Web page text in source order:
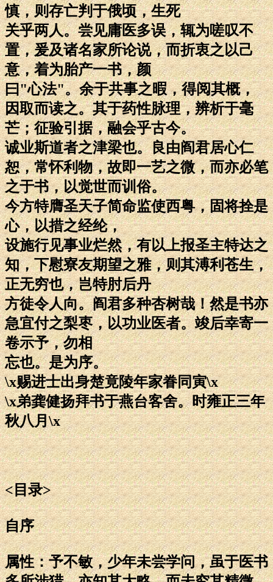
慎，则存亡判于俄顷，生死
关乎两人。尝见庸医多误，辄为嗟叹不
置，爰及诸名家所论说，而折衷之以己
意，着为胎产一书，颜
曰"心法"。余于共事之暇，得阅其概，
因取而读之。其于药性脉理，辨析于毫
芒；征验引据，融会乎古今。
诚业斯道者之津梁也。良由阎君居心仁
恕，常怀利物，故即一艺之微，而亦必笔
之于书，以觉世而训俗。
今方特膺圣天子简命监使西粤，固将拴是
心，以措之经纶，
设施行见事业烂然，有以上报圣主特达之
知，下慰寮友期望之雅，则其溥利苍生，
正无穷也，岂特肘后丹
方徒令人向。阎君多种杏树哉！然是书亦
急宜付之梨枣，以功业医者。竣后幸寄一
卷示予，勿相
忘也。是为序。
\x赐进士出身楚竟陵年家眷同寅\x
\x弟龚健扬拜书于燕台客舍。时雍正三年
秋八月\x
<目录>
自序
属性：予不敏，少年未尝学问，虽于医书